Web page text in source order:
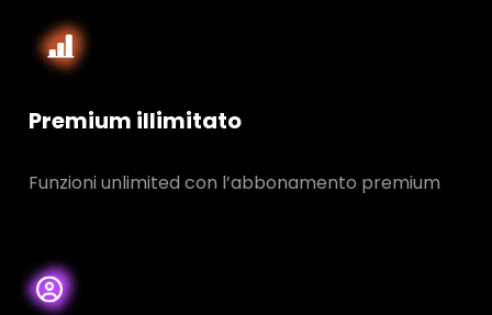
Premium illimitato
Funzioni unlimited con l’abbonamento premium